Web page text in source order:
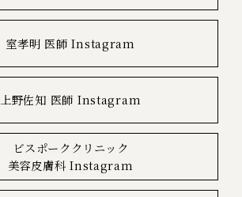
室孝明 医師 Instagram
上野佐知 医師 Instagram
ビスポーククリニック
美容皮膚科 Instagram